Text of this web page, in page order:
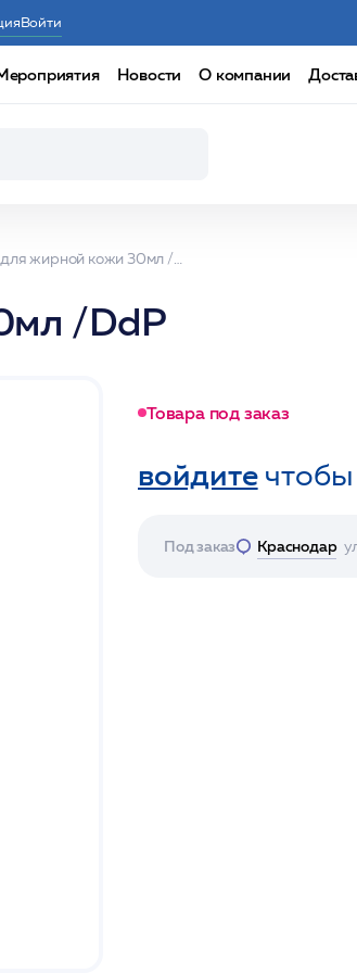
Войти
Новости О компании
Сыворотка для жирной кожи 30мл /DdP
/DdP
Товара под заказ
войдитечтобы
Под заказ Краснодар